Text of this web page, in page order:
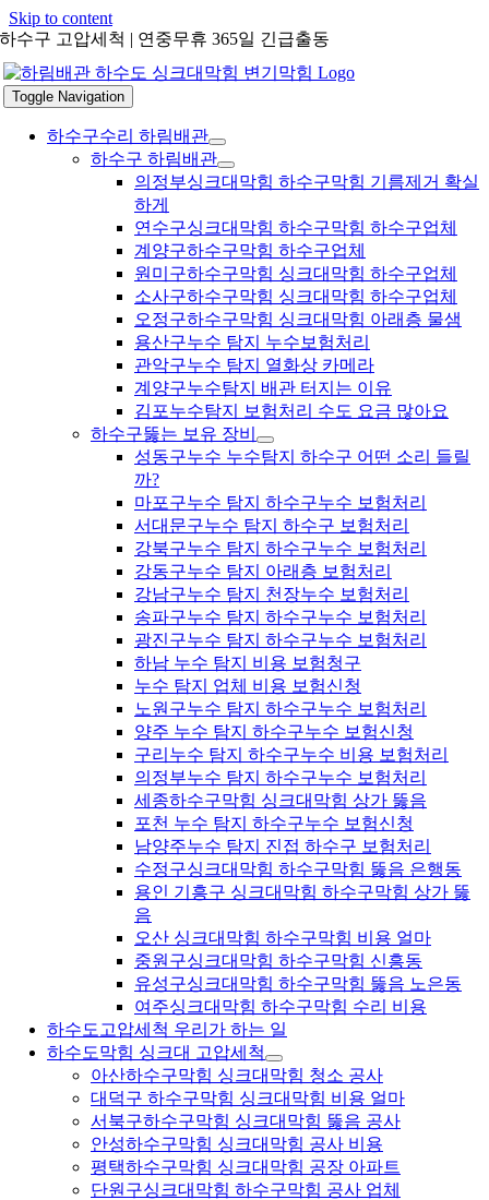
Skip to content
하수구 고압세척 | 연중무휴 365일 긴급출동
Toggle Navigation
하수구수리 하림배관
하수구 하림배관
의정부싱크대막힘 하수구막힘 기름제거 확실
하게
연수구싱크대막힘 하수구막힘 하수구업체
계양구하수구막힘 하수구업체
원미구하수구막힘 싱크대막힘 하수구업체
소사구하수구막힘 싱크대막힘 하수구업체
오정구하수구막힘 싱크대막힘 아래층 물샘
용산구누수 탐지 누수보험처리
관악구누수 탐지 열화상 카메라
계양구누수탐지 배관 터지는 이유
김포누수탐지 보험처리 수도 요금 많아요
하수구뚫는 보유 장비
성동구누수 누수탐지 하수구 어떤 소리 들릴
까?
마포구누수 탐지 하수구누수 보험처리
서대문구누수 탐지 하수구 보험처리
강북구누수 탐지 하수구누수 보험처리
강동구누수 탐지 아래층 보험처리
강남구누수 탐지 천장누수 보험처리
송파구누수 탐지 하수구누수 보험처리
광진구누수 탐지 하수구누수 보험처리
하남 누수 탐지 비용 보험청구
누수 탐지 업체 비용 보험신청
노원구누수 탐지 하수구누수 보험처리
양주 누수 탐지 하수구누수 보험신청
구리누수 탐지 하수구누수 비용 보험처리
의정부누수 탐지 하수구누수 보험처리
세종하수구막힘 싱크대막힘 상가 뚫음
포천 누수 탐지 하수구누수 보험신청
남양주누수 탐지 진접 하수구 보험처리
수정구싱크대막힘 하수구막힘 뚫음 은행동
용인 기흥구 싱크대막힘 하수구막힘 상가 뚫
음
오산 싱크대막힘 하수구막힘 비용 얼마
중원구싱크대막힘 하수구막힘 신흥동
유성구싱크대막힘 하수구막힘 뚫음 노은동
여주싱크대막힘 하수구막힘 수리 비용
하수도고압세척 우리가 하는 일
하수도막힘 싱크대 고압세척
아산하수구막힘 싱크대막힘 청소 공사
대덕구 하수구막힘 싱크대막힘 비용 얼마
서북구하수구막힘 싱크대막힘 뚫음 공사
안성하수구막힘 싱크대막힘 공사 비용
평택하수구막힘 싱크대막힘 공장 아파트
단원구싱크대막힘 하수구막힘 공사 업체